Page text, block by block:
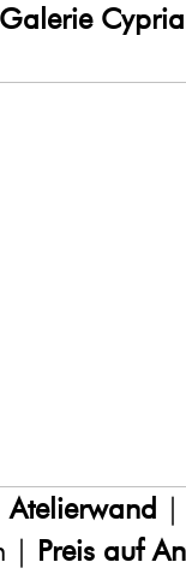
Galerie
Atelierwand |
| Preis auf